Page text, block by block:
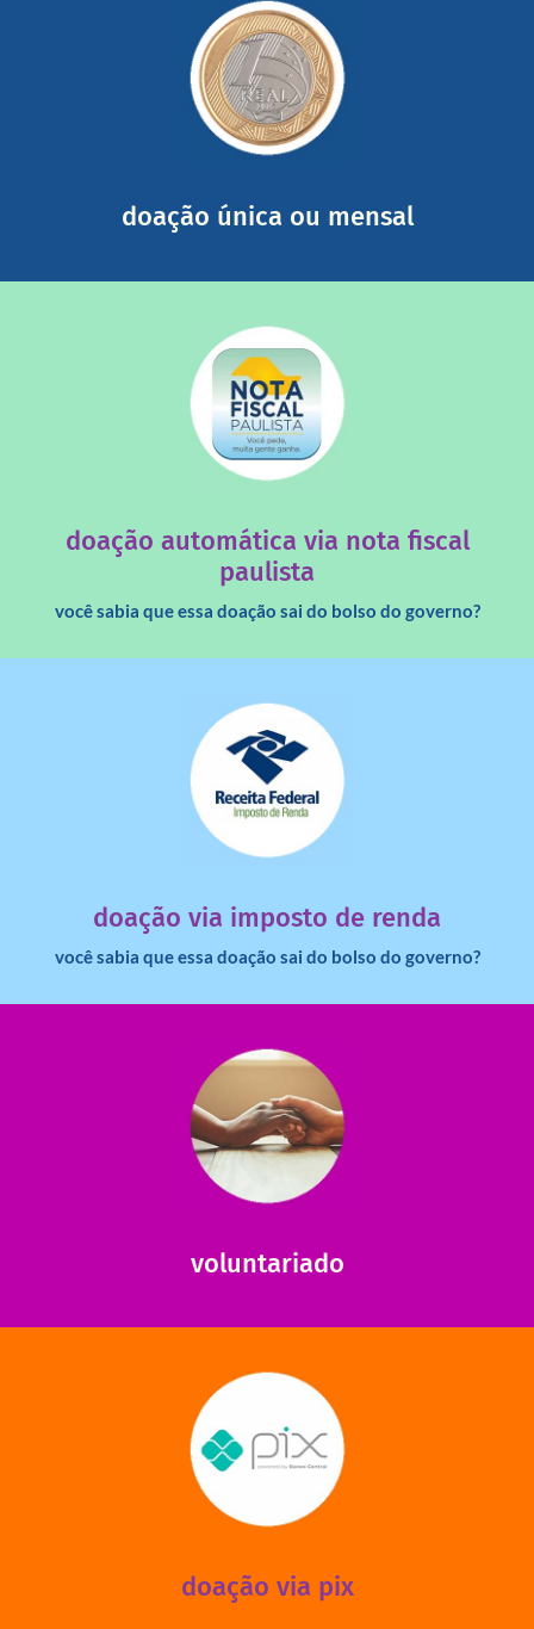
doação única ou mensal
mail mostrando tudo o que fizemos com a sua ajuda
somada a de outras pessoas.
saiba mais
doação automática via nota fiscal
paulista
você sabia que essa doação sai do bolso do governo?
saiba mais
doação via imposto de renda
você sabia que essa doação sai do bolso do governo?
dinheiro deixa de ir para o governo?
saiba mais
voluntariado
ajudar com certos assuntos. Entre em contato conosco e
saiba como nos ajudar.
saiba mais
doação via pix
via PIX? Elas também são muito importantes para
mantermos nossas unidades em funcionamento!
saiba mais